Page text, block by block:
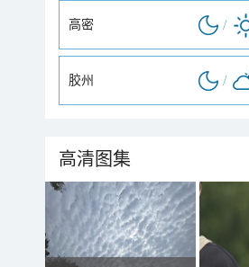
高密 /
胶州 /
高清图集